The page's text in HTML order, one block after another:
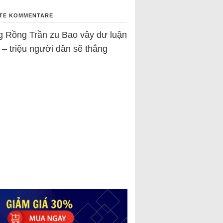
KOMMENTARE
Rồng Trần zu Bao vây dư luận
– triệu người dân sẽ thắng